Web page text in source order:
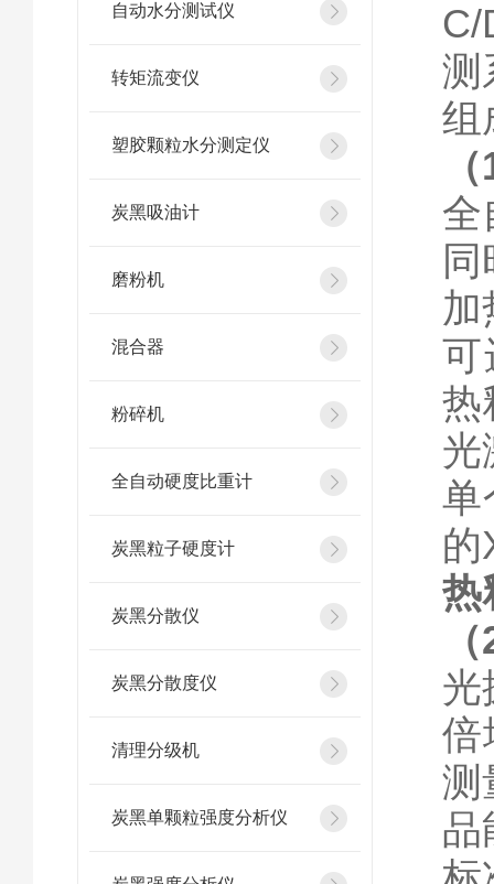
自动水分测试仪
转矩流变仪
塑胶颗粒水分测定仪
炭黑吸油计
磨粉机
混合器
粉碎机
全自动硬度比重计
炭黑粒子硬度计
炭黑分散仪
炭黑分散度仪
清理分级机
炭黑单颗粒强度分析仪
C/
测
组
全
加
可
热
光
单
的
热
光
倍
测
品